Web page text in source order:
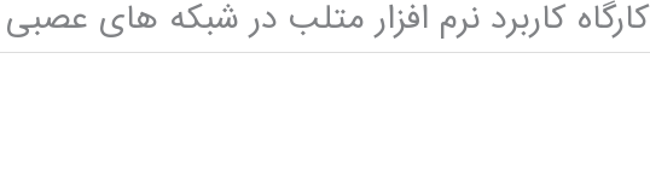
کارگاه کاربرد نرم افزار متلب در شبکه های